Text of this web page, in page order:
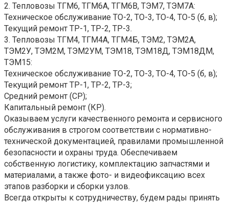
2. Тепловозы ТГМ6, ТГМ6А, ТГМ6В, ТЭМ7, ТЭМ7А:
Техническое обслуживание ТО-2, ТО-3, ТО-4, ТО-5 (б, в);
Текущий ремонт ТР-1, ТР-2, ТР-3.
3. Тепловозы ТГМ4, ТГМ4А, ТГМ4Б, ТЭМ2, ТЭМ2А,
ТЭМ2У, ТЭМ2М, ТЭМ2УМ, ТЭМ18, ТЭМ18Д, ТЭМ18ДМ,
ТЭМ15:
Техническое обслуживание ТО-2, ТО-3, ТО-4, ТО-5 (б, в);
Текущий ремонт ТР-1, ТР-2, ТР-3;
Средний ремонт (СР);
Капитальный ремонт (КР).
Оказываем услуги качественного ремонта и сервисного
обслуживания в строгом соответствии с нормативно-
технической документацией, правилами промышленной
безопасности и охраны труда. Обеспечиваем
собственную логистику, комплектацию запчастями и
материалами, а также фото- и видеофиксацию всех
этапов разборки и сборки узлов.
Всегда открыты к сотрудничеству, будем рады принять